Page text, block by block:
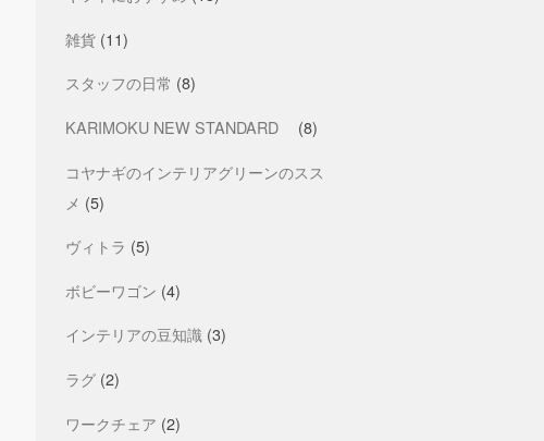
雑貨 (11)
スタッフの日常 (8)
KARIMOKU NEW STANDARD
(8)
コヤナギのインテリアグリーンのスス
メ (5)
ヴィトラ (5)
ボビーワゴン (4)
インテリアの豆知識 (3)
ラグ (2)
ワークチェア (2)